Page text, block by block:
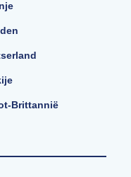
Brittannië